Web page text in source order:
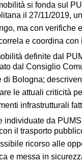
si fonda sul
il 27/11/2019,
ma con
e coordina
definite dal
dal Consiglio
Bologna;
le attuali criticità
infrastrutturali
individuate da
il trasporto
ricorso alle
e messa in